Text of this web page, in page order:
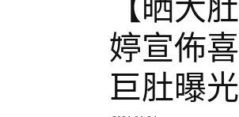
【晒大
婷宣佈
巨肚曝光